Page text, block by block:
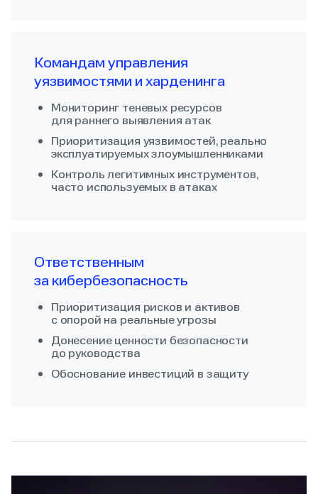
Командам управления
уязвимостями и харденинга
Мониторинг теневых ресурсов
для раннего выявления атак
Приоритизация уязвимостей, реально
эксплуатируемых злоумышленниками
Контроль легитимных инструментов,
часто используемых в атаках
Ответственным
за кибербезопасность
Приоритизация рисков и активов
с опорой на реальные угрозы
Донесение ценности безопасности
до руководства
Обоснование инвестиций в защиту